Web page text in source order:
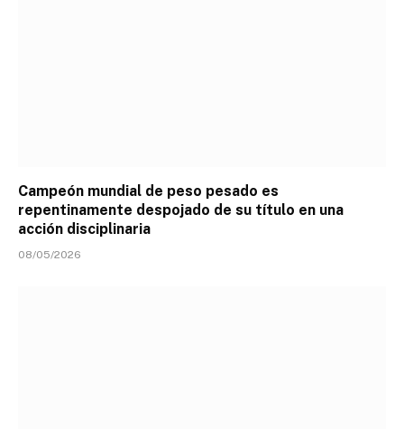
Campeón mundial de peso pesado es
repentinamente despojado de su título en una
acción disciplinaria
08/05/2026